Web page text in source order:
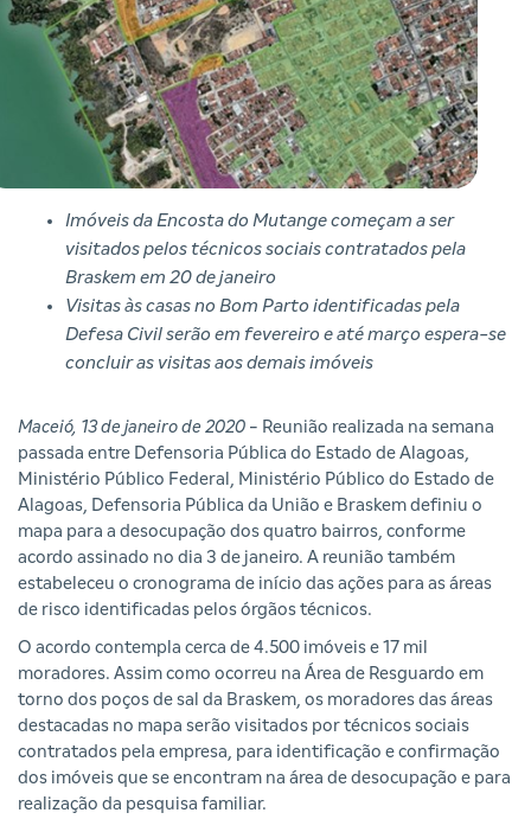
Imóveis da Encosta do Mutange começam a ser
visitados pelos técnicos sociais contratados pela
Braskem em 20 de janeiro
Visitas às casas no Bom Parto identificadas pela
Defesa Civil serão em fevereiro e até março espera-se
concluir as visitas aos demais imóveis
Maceió, 13 de janeiro de 2020 - Reunião realizada na semana
passada entre Defensoria Pública do Estado de Alagoas,
Ministério Público Federal, Ministério Público do Estado de
Alagoas, Defensoria Pública da União e Braskem definiu o
mapa para a desocupação dos quatro bairros, conforme
acordo assinado no dia 3 de janeiro. A reunião também
estabeleceu o cronograma de início das ações para as áreas
de risco identificadas pelos órgãos técnicos.
O acordo contempla cerca de 4.500 imóveis e 17 mil
moradores. Assim como ocorreu na Área de Resguardo em
torno dos poços de sal da Braskem, os moradores das áreas
destacadas no mapa serão visitados por técnicos sociais
contratados pela empresa, para identificação e confirmação
dos imóveis que se encontram na área de desocupação e para
realização da pesquisa familiar.